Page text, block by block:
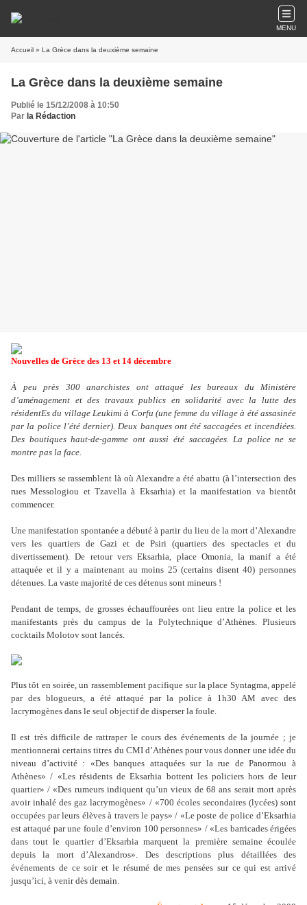
MENU
Accueil » La Grèce dans la deuxième semaine
La Grèce dans la deuxième semaine
Publié le 15/12/2008 à 10:50
Par la Rédaction
Nouvelles de Grèce des 13 et 14 décembre
À peu près 300 anarchistes ont attaqué les bureaux du Ministère
d’aménagement et des travaux publics en solidarité avec la lutte des
résidentEs du village Leukimi à Corfu (une femme du village à été assasinée
par la police l’été dernier). Deux banques ont été saccagées et incendiées.
Des boutiques haut-de-gamme ont aussi été saccagées. La police ne se
montre pas la face.
Des milliers se rassemblent là où Alexandre a été abattu (à l’intersection des
rues Messologiou et Tzavella à Eksarhia) et la manifestation va bientôt
commencer.
Une manifestation spontanée a débuté à partir du lieu de la mort d’Alexandre
vers les quartiers de Gazi et de Psiri (quartiers des spectacles et du
divertissement). De retour vers Eksarhia, place Omonia, la manif a été
attaquée et il y a maintenant au moins 25 (certains disent 40) personnes
détenues. La vaste majorité de ces détenus sont mineurs !
Pendant de temps, de grosses échauffourées ont lieu entre la police et les
manifestants près du campus de la Polytechnique d’Athènes. Plusieurs
cocktails Molotov sont lancés.
Plus tôt en soirée, un rassemblement pacifique sur la place Syntagma, appelé
par des blogueurs, a été attaqué par la police à 1h30 AM avec des
lacrymogènes dans le seul objectif de disperser la foule.
Il est très difficile de rattraper le cours des événements de la journée ; je
mentionnerai certains titres du CMI d’Athènes pour vous donner une idée du
niveau d’activité : «Des banques attaquées sur la rue de Panormou à
Athènes» / «Les résidents de Eksarhia bottent les policiers hors de leur
quartier» / «Des rumeurs indiquent qu’un vieux de 68 ans serait mort après
avoir inhalé des gaz lacrymogènes» / «700 écoles secondaires (lycées) sont
occupées par leurs élèves à travers le pays» / «Le poste de police d’Eksarhia
est attaqué par une foule d’environ 100 personnes» / «Les barricades érigées
dans tout le quartier d’Eksarhia marquent la première semaine écoulée
depuis la mort d’Alexandros». Des descriptions plus détaillées des
événements de ce soir et le résumé de mes pensées sur ce qui est arrivé
jusqu’ici, à venir dès demain.